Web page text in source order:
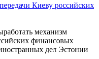
Киеву российских
механизм
финансовых
дел Эстонии